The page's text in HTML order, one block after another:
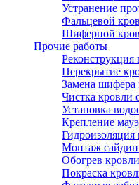
Устранение
Фальцевой
Шиферной
Прочие работы
Перекрытие
Замена шифера
Чистка кровли
Установка
Крепление
Гидроизоляция
Монтаж
Обогрев
Покраска